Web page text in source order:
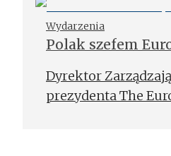
Wydarzenia
Polak szefem
Dyrektor
prezydenta The